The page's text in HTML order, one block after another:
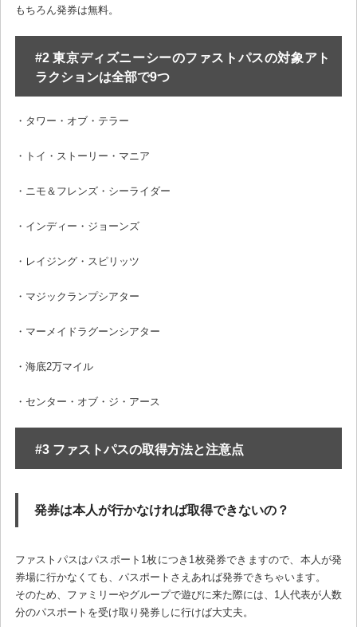
もちろん発券は無料。
#2 東京ディズニーシーのファストパスの対象アト
ラクションは全部で9つ
・タワー・オブ・テラー
・トイ・ストーリー・マニア
・ニモ＆フレンズ・シーライダー
・インディー・ジョーンズ
・レイジング・スピリッツ
・マジックランプシアター
・マーメイドラグーンシアター
・海底2万マイル
・センター・オブ・ジ・アース
#3 ファストパスの取得方法と注意点
発券は本人が行かなければ取得できないの？
ファストパスはパスポート1枚につき1枚発券できますので、本人が発
券場に行かなくても、パスポートさえあれば発券できちゃいます。
そのため、ファミリーやグループで遊びに来た際には、1人代表が人数
分のパスポートを受け取り発券しに行けば大丈夫。